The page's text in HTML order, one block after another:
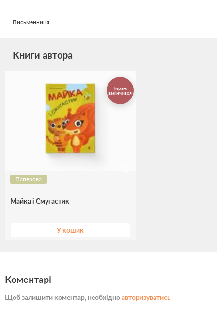
Письменниця
Книги автора
Тираж
закінчився
Паперова
Майка і Смугастик
У кошик
Коментарі
Щоб залишити коментар, необхідноавторизуватись